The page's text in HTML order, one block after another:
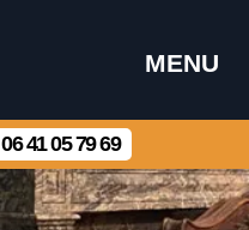
MENU
06 41 05 79 69